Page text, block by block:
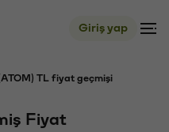
Giriş yap
TL fiyat geçmişi
Fiyat